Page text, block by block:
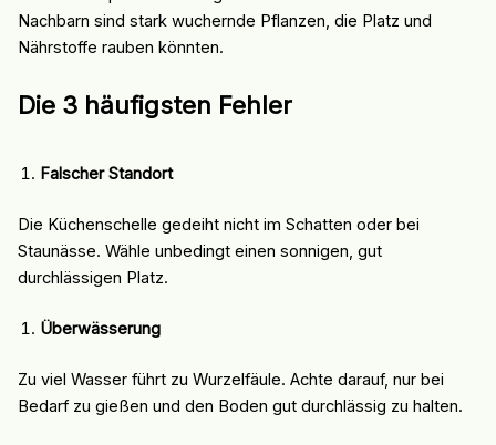
Nachbarn sind stark wuchernde Pflanzen, die Platz und
Nährstoffe rauben könnten.
Die 3 häufigsten Fehler
Falscher Standort
Die Küchenschelle gedeiht nicht im Schatten oder bei
Staunässe. Wähle unbedingt einen sonnigen, gut
durchlässigen Platz.
Überwässerung
Zu viel Wasser führt zu Wurzelfäule. Achte darauf, nur bei
Bedarf zu gießen und den Boden gut durchlässig zu halten.